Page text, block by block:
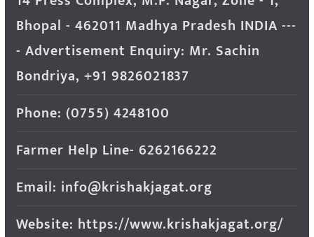
Bhopal - 462011 Madhya Pradesh INDIA ---
- Advertisement Enquiry: Mr. Sachin
Bondriya, +91 9826021837
Phone: (0755) 4248100
Farmer Help Line- 6262166222
Email: info@krishakjagat.org
Website: https://www.krishakjagat.org/